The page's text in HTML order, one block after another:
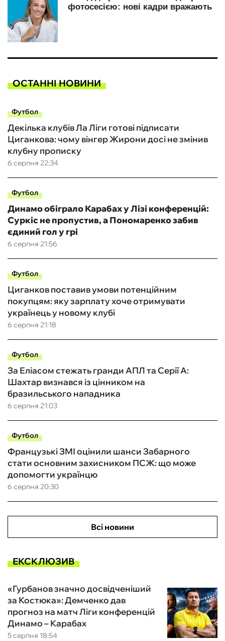
ОСТАННІ НОВИНИ
Футбол
6 серпня 22:34
Декілька клубів Ла Ліги готові підписати
Циганкова: чому вінгер Жирони досі не змінив
клубну прописку
Футбол
6 серпня 21:56
Динамо обіграло Карабах у Лізі конференцій:
Суркіс не пропустив, а Пономаренко забив
єдиний гол у грі
Футбол
6 серпня 21:18
Циганков поставив умови потенційним
покупцям: яку зарплату хоче отримувати
українець у новому клубі
Футбол
6 серпня 21:03
За Еліасом стежать гранди АПЛ та Серії А:
Шахтар визнався із цінником на
бразильського нападника
Футбол
6 серпня 20:30
Французькі ЗМІ оцінили шанси Забарного
стати основним захисником ПСЖ: що може
допомогти українцю
Всі новини
ЕКСКЛЮЗИВ
5 серпня 18:54
«Гурбанов значно досвідченіший
за Костюка»: Демченко дав
прогноз на матч Ліги конференцій
Динамо – Карабах